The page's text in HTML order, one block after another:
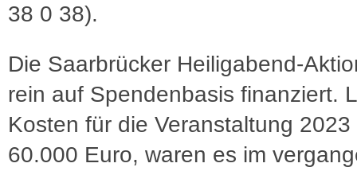
38 0 38).
Die Saarbrücker Heiligabend-
rein auf Spendenbasis finanziert.
Kosten für die Veranstaltung
60.000 Euro, waren es im